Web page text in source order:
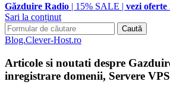
Găzduire Radio | 15% SALE | vezi oferte
Sari la conținut
Search
for:
Blog.Clever-Host.ro
Articole si noutati despre
inregistrare domenii, Servere